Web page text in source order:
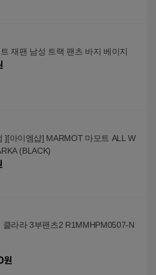
재팬 남성 트랙 팬츠 바지 베이지
][아이엠샵] MARMOT 마모트 ALL W
(BLACK)
클라라 3부팬츠2 R1MMHPM0507-N
원